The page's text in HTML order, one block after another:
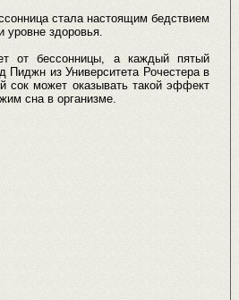
стала настоящим бедствием
уровне здоровья.
от бессонницы, а каждый пятый
Пиджн из Университета Рочестера в
сок может оказывать такой эффект
сна в организме.